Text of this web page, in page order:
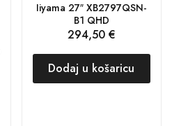
Iiyama 27″ XB2797QSN-
B1 QHD
294,50 €
Dodaj u košaricu